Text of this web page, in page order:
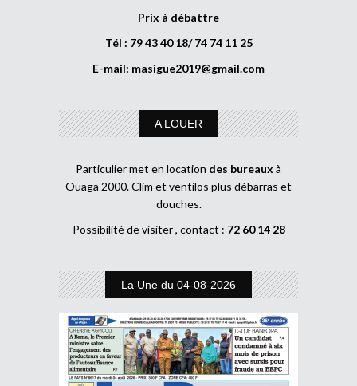
Prix à débattre
Tél : 79 43 40 18/ 74 74 11 25
E-mail: masigue2019@gmail.com
A LOUER
Particulier met en location des bureaux à
Ouaga 2000. Clim et ventilos plus débarras et
douches.
Possibilité de visiter , contact : 72 60 14 28
La Une du 04-08-2026